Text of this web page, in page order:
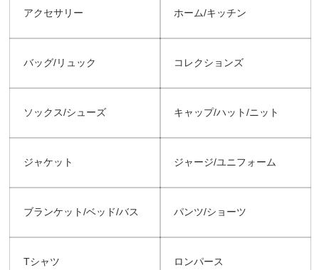
アクセサリー ホーム/キッチン
バッグ/リュック コレクションズ
ソックス/シューズ キャップ/ハット/ニット
ジャケット ジャージ/ユニフォーム
ブランケット/ベッド/バス パンツ/ショーツ
Tシャツ ロンパース